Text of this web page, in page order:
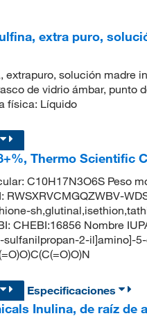
extra puro,
extrapuro, solución madre
de vidrio ámbar, punto
física: Líquido
Thermo Scientific
C10H17N3O6S Peso
RWSXRVCMGQZWBV-
CHEBI:16856 Nombre
2-il]amino]-
Especificaciones
Inulina, de raíz de